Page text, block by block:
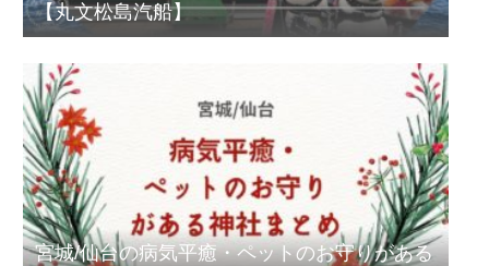
【丸文松島汽船】
宮城/仙台の病気平癒・ペットのお守りがある